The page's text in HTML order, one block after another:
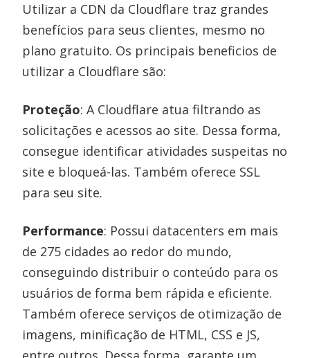
Utilizar a CDN da Cloudflare traz grandes
benefícios para seus clientes, mesmo no
plano gratuito. Os principais beneficios de
utilizar a Cloudflare são:
Proteção: A Cloudflare atua filtrando as
solicitações e acessos ao site. Dessa forma,
consegue identificar atividades suspeitas no
site e bloqueá-las. Também oferece SSL
para seu site.
Performance: Possui datacenters em mais
de 275 cidades ao redor do mundo,
conseguindo distribuir o conteúdo para os
usuários de forma bem rápida e eficiente.
Também oferece serviços de otimização de
imagens, minificação de HTML, CSS e JS,